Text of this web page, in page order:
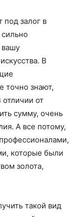
под залог в
вашу
В
точно знают,
от
сумму, очень
А все потому,
которые были
золота,
такой вид